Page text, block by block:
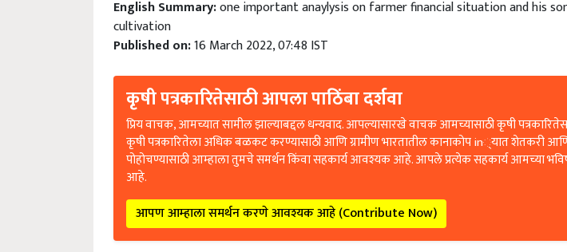
cultivation
Published on:16 March 2022, 07:48 IST
कृषी पत्रकारितेसाठी आपला पाठिंबा दर्शवा
प्रिय वाचक, आमच्यात सामील झाल्याबद्दल धन्यवाद. आपल्यासारखे वाचक आमच्यासाठी कृषी
कृषी पत्रकारितेला अधिक बळकट करण्यासाठी आणि ग्रामीण भारतातील कानाकोप in्यात शेतकरी
पोहोचण्यासाठी आम्हाला तुमचे समर्थन किंवा सहकार्य आवश्यक आहे. आपले प्रत्येक सहकार्य आमच्या
आहे.
आपण आम्हाला समर्थन करणे आवश्यक आहे (Contribute Now)